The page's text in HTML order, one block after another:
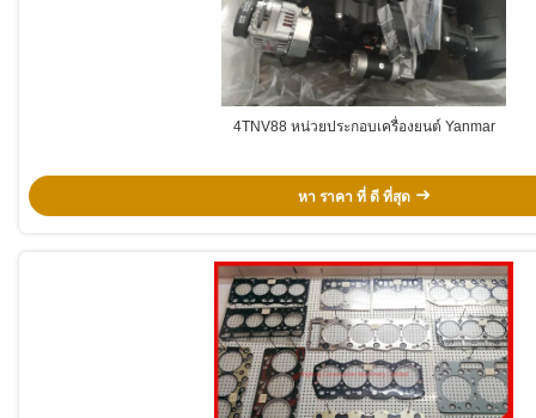
4TNV88 หน่วยประกอบเครื่องยนต์ Yanmar
หา ราคา ที่ ดี ที่สุด